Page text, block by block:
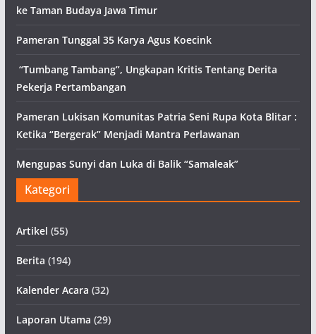
ke Taman Budaya Jawa Timur
Pameran Tunggal 35 Karya Agus Koecink
“Tumbang Tambang”, Ungkapan Kritis Tentang Derita
Pekerja Pertambangan
Pameran Lukisan Komunitas Patria Seni Rupa Kota Blitar :
Ketika “Bergerak” Menjadi Mantra Perlawanan
Mengupas Sunyi dan Luka di Balik “Samaleak”
Kategori
Artikel (55)
Berita (194)
Kalender Acara (32)
Laporan Utama (29)